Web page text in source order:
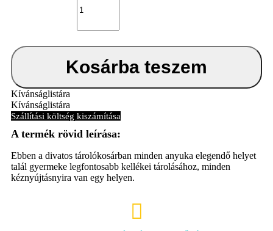
Ebben a divatos tárolókosárban minden anyuka elegendő helyet
talál gyermeke legfontosabb kellékei tárolásához, minden
kéznyújtásnyira van egy helyen.
tárolókosár
babaápolási
Jou
Sepp
mennyiség
Kosárba teszem
Kívánságlistára
Kívánságlistára
Szállítási költség kiszámítása
